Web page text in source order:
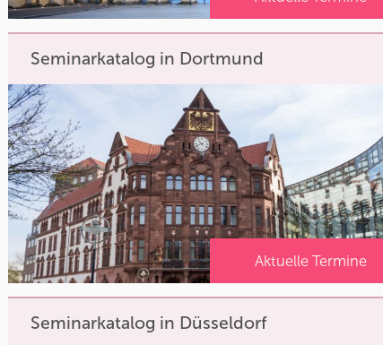
Seminarkatalog in Dortmund
Aktuelle Termine
Seminarkatalog in Düsseldorf